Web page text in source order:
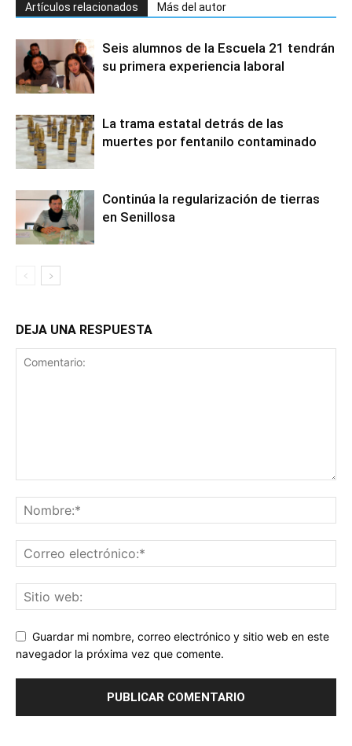
Artículos relacionados Más del autor
Seis alumnos de la Escuela 21 tendrán
su primera experiencia laboral
La trama estatal detrás de las
muertes por fentanilo contaminado
Continúa la regularización de tierras
en Senillosa
DEJA UNA RESPUESTA
Guardar mi nombre, correo electrónico y sitio web en este
navegador la próxima vez que comente.